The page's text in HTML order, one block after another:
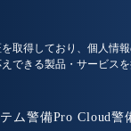
取得しており、個人情
できる製品・サービス
ム警備Pro Cloud警